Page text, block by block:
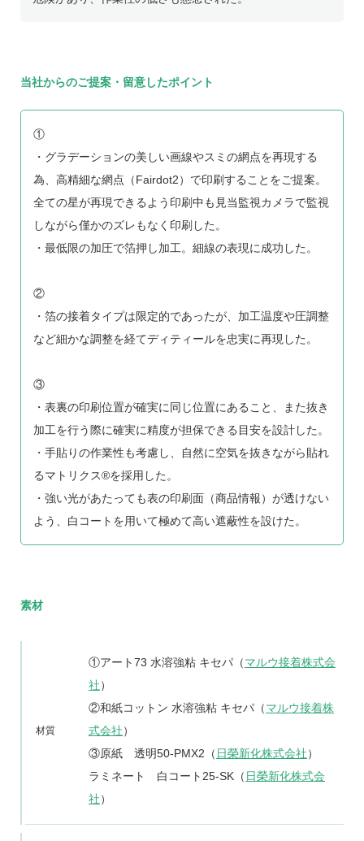
当社からのご提案・留意したポイント
①
・グラデーションの美しい画線やスミの網点を再現する
為、高精細な網点（Fairdot2）で印刷することをご提案。
全ての星が再現できるよう印刷中も見当監視カメラで監視
しながら僅かのズレもなく印刷した。
・最低限の加圧で箔押し加工。細線の表現に成功した。
②
・箔の接着タイプは限定的であったが、加工温度や圧調整
など細かな調整を経てディティールを忠実に再現した。
③
・表裏の印刷位置が確実に同じ位置にあること、また抜き
加工を行う際に確実に精度が担保できる目安を設計した。
・手貼りの作業性も考慮し、自然に空気を抜きながら貼れ
るマトリクス®を採用した。
・強い光があたっても表の印刷面（商品情報）が透けない
よう、白コートを用いて極めて高い遮蔽性を設けた。
素材
材質
①アート73 水溶強粘 キセパ（マルウ接着株式会
社）
②和紙コットン 水溶強粘 キセパ（マルウ接着株
式会社）
③原紙 透明50-PMX2（ 日榮新化株式会社）
ラミネート 白コート25-SK（ 日榮新化株式会
社）